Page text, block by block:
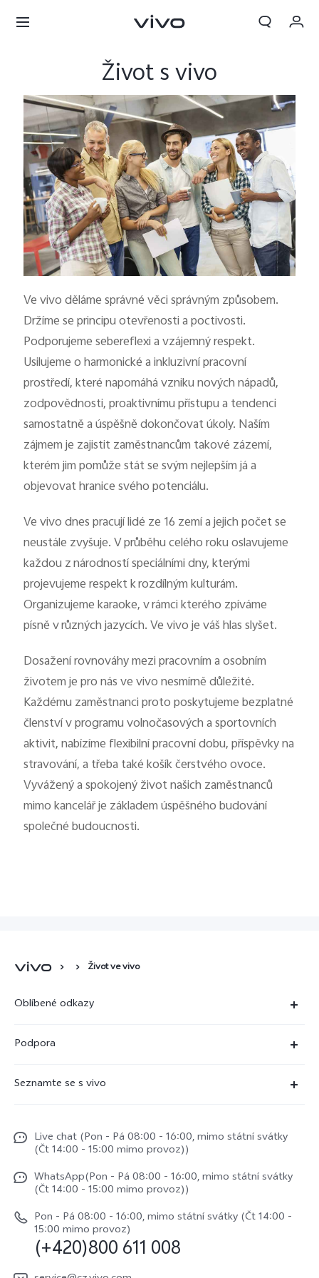
Česká | Vybrat zemi/region
Košík
Přihlásit se / Zaregistrovat
Můj účet
Život s vivo
Ve vivo děláme správné věci správným způsobem.
Držíme se principu otevřenosti a poctivosti.
Podporujeme sebereflexi a vzájemný respekt.
Usilujeme o harmonické a inkluzivní pracovní
prostředí, které napomáhá vzniku nových nápadů,
zodpovědnosti, proaktivnímu přístupu a tendenci
samostatně a úspěšně dokončovat úkoly. Naším
zájmem je zajistit zaměstnancům takové zázemí,
kterém jim pomůže stát se svým nejlepším já a
objevovat hranice svého potenciálu.
Ve vivo dnes pracují lidé ze 16 zemí a jejich počet se
neustále zvyšuje. V průběhu celého roku oslavujeme
každou z národností speciálními dny, kterými
projevujeme respekt k rozdílným kulturám.
Organizujeme karaoke, v rámci kterého zpíváme
písně v různých jazycích. Ve vivo je váš hlas slyšet.
Dosažení rovnováhy mezi pracovním a osobním
životem je pro nás ve vivo nesmírně důležité.
Každému zaměstnanci proto poskytujeme bezplatné
členství v programu volnočasových a sportovních
aktivit, nabízíme flexibilní pracovní dobu, příspěvky na
stravování, a třeba také košík čerstvého ovoce.
Vyvážený a spokojený život našich zaměstnanců
mimo kancelář je základem úspěšného budování
společné budoucnosti.
Život ve vivo
Oblíbené odkazy
X300
V50
Y29s
vivo Buds Air3
Podpora
Funtouch OS
Ověření IMEI
Požádat o opravu
Aktualizace systému
Uživatelský manuál
Seznamte se s vivo
Život ve vivo
Etiketa ve vivo
O nás
Právní upozornění
Udržitelnost
Live chat (Pon - Pá 08:00 - 16:00, mimo státní svátky
(Čt 14:00 - 15:00 mimo provoz))
WhatsApp(Pon - Pá 08:00 - 16:00, mimo státní svátky
(Čt 14:00 - 15:00 mimo provoz))
Pon - Pá 08:00 - 16:00, mimo státní svátky (Čt 14:00 -
15:00 mimo provoz)
(+420)800 611 008